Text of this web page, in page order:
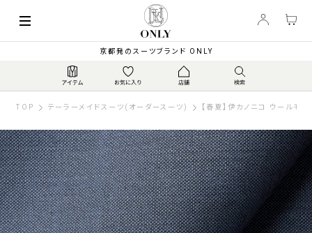
京都発のスーツブランド ONLY
TOP テーラーメイドスーツ(オーダースーツ) 【春夏】伊カノニコ ウールモ